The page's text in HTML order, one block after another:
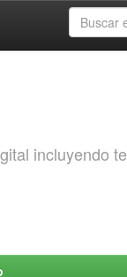
incluyendo